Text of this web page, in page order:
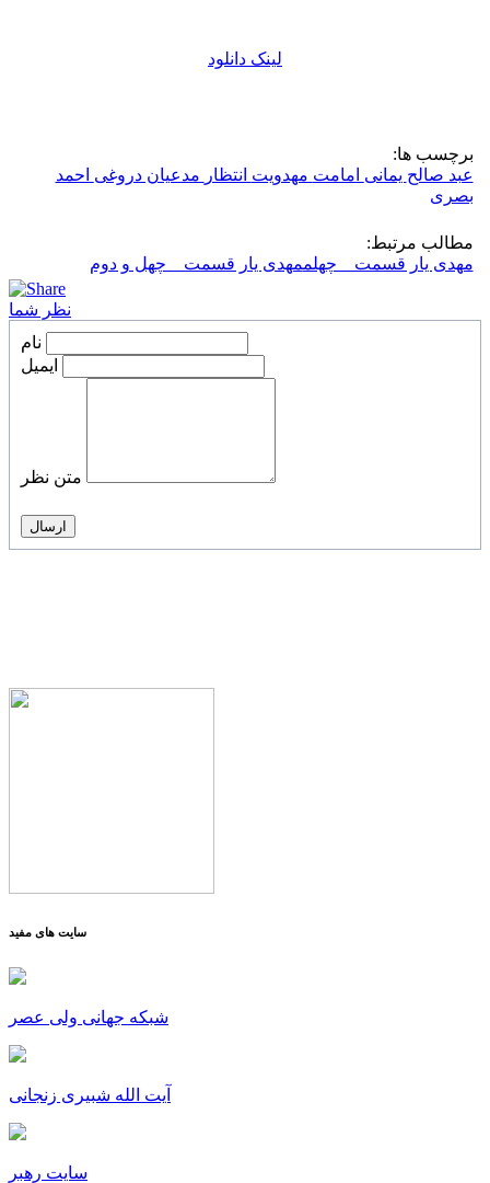
لینک دانلود
برچسب ها:
عبد صالح یمانی امامت مهدویت انتظار مدعیان دروغی احمد
بصری
مطالب مرتبط:
مهدی یار قسمت _ چهلممهدی یار قسمت _ چهل و دوم
نظر شما
نام
ایمیل
متن نظر
سایت های مفید
شبکه جهانی ولی عصر
آیت الله شبیری زنجانی
سایت رهبر